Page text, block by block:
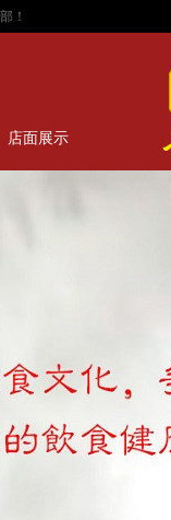
店面展示